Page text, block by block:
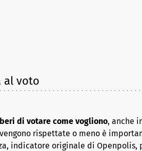
al voto
di votare come vogliono, anche
rispettate o meno è
indicatore originale di